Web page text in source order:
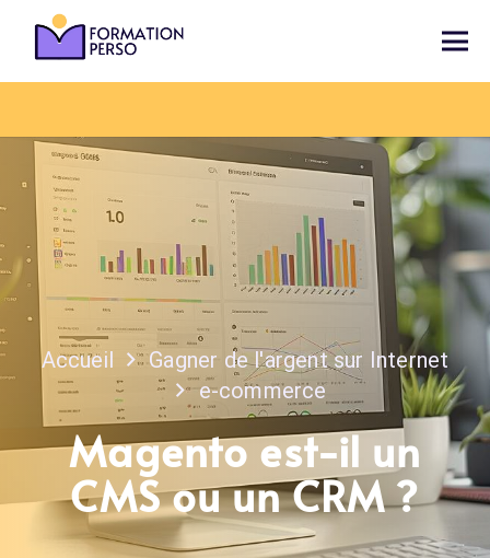
Accueil
Gagner de l'argent sur Internet
e-commerce
Magento est-il un
CMS ou un CRM ?